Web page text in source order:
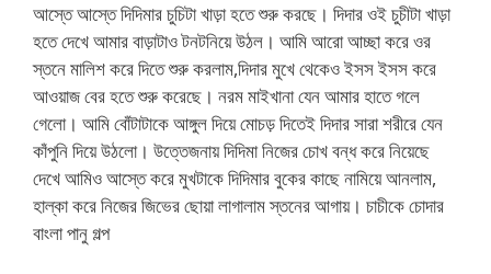
আস্তে আস্তে দিদিমার চুচিটা খাড়া হতে শুরু করছে। দিদার ওই চুচীটা খাড়া
হতে দেখে আমার বাড়াটাও টনটনিয়ে উঠল। আমি আরো আচ্ছা করে ওর
স্তনে মালিশ করে দিতে শুরু করলাম,দিদার মুখে থেকেও ইসস ইসস করে
আওয়াজ বের হতে শুরু করেছে। নরম মাইখানা যেন আমার হাতে গলে
গেলো। আমি বোঁটাটাকে আঙ্গুল দিয়ে মোচড় দিতেই দিদার সারা শরীরে যেন
কাঁপুনি দিয়ে উঠলো। উত্তেজনায় দিদিমা নিজের চোখ বন্ধ করে নিয়েছে
দেখে আমিও আস্তে করে মুখটাকে দিদিমার বুকের কাছে নামিয়ে আনলাম,
হাল্কা করে নিজের জিভের ছোয়া লাগালাম স্তনের আগায়। চাচীকে চোদার
বাংলা পানু গল্প